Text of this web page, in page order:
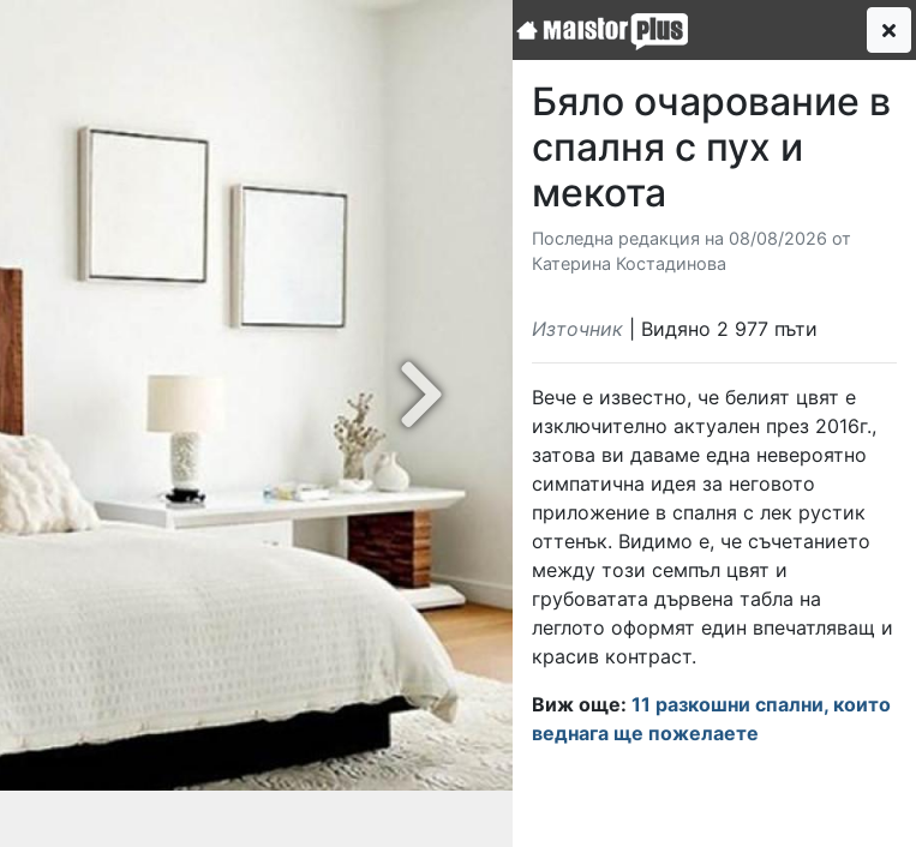
Next
Бяло очарование в
спалня с пух и
мекота
Последна редакция на 08/08/2026 от
Катерина Костадинова
Източник | Видяно 2 977 пъти
Вече е известно, че белият цвят е
изключително актуален през 2016г.,
затова ви даваме една невероятно
симпатична идея за неговото
приложение в спалня с лек рустик
оттенък. Видимо е, че съчетанието
между този семпъл цвят и
грубоватата дървена табла на
леглото оформят един впечатляващ и
красив контраст.
Виж още: 11 разкошни спални, които
веднага ще пожелаете